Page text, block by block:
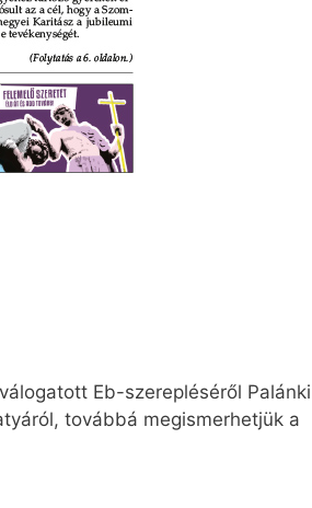
Eb-szerepléséről Palánki
továbbá megismerhetjük a